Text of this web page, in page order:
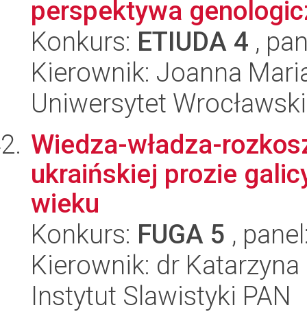
perspektywa
Konkurs: ETIUDA 4 ,
Kierownik: Joanna
Uniwersytet
Wiedza-władza-
ukraińskiej prozie
wieku
Konkurs: FUGA 5 ,
Kierownik: dr
Instytut Slawistyki PAN